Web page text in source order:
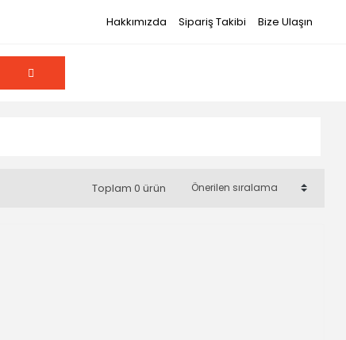
Hakkımızda Sipariş Takibi Bize Ulaşın
Toplam 0 ürün